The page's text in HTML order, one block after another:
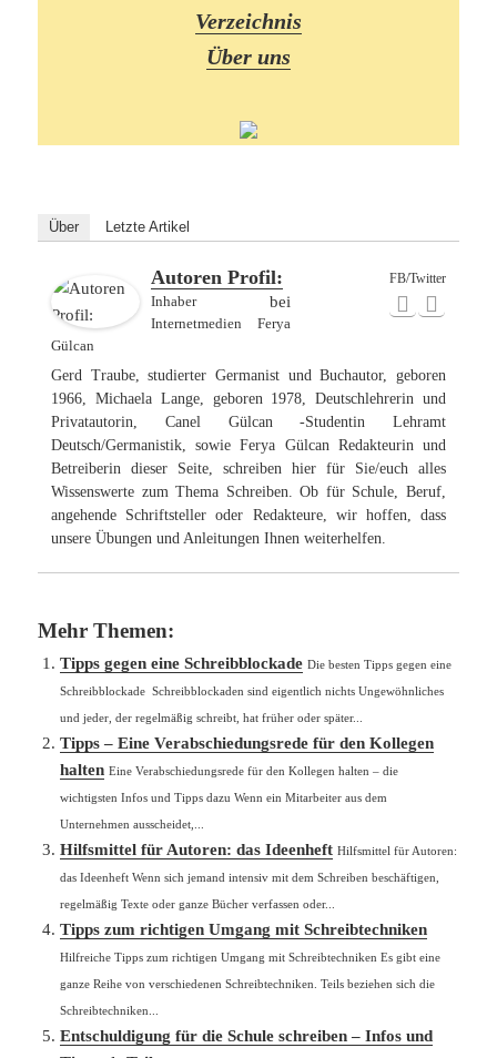
Verzeichnis
Über uns
Über Letzte Artikel
FB/Twitter
Autoren Profil:
Inhaberbei
Internetmedien Ferya
Gülcan
Gerd Traube, studierter Germanist und Buchautor, geboren
1966, Michaela Lange, geboren 1978, Deutschlehrerin und
Privatautorin, Canel Gülcan -Studentin Lehramt
Deutsch/Germanistik, sowie Ferya Gülcan Redakteurin und
Betreiberin dieser Seite, schreiben hier für Sie/euch alles
Wissenswerte zum Thema Schreiben. Ob für Schule, Beruf,
angehende Schriftsteller oder Redakteure, wir hoffen, dass
unsere Übungen und Anleitungen Ihnen weiterhelfen.
Mehr Themen:
Tipps gegen eine Schreibblockade Die besten Tipps gegen eine
Schreibblockade Schreibblockaden sind eigentlich nichts Ungewöhnliches
und jeder, der regelmäßig schreibt, hat früher oder später...
Tipps – Eine Verabschiedungsrede für den Kollegen
halten Eine Verabschiedungsrede für den Kollegen halten – die
wichtigsten Infos und Tipps dazu Wenn ein Mitarbeiter aus dem
Unternehmen ausscheidet,...
Hilfsmittel für Autoren: das Ideenheft Hilfsmittel für Autoren:
das Ideenheft Wenn sich jemand intensiv mit dem Schreiben beschäftigen,
regelmäßig Texte oder ganze Bücher verfassen oder...
Tipps zum richtigen Umgang mit Schreibtechniken
Hilfreiche Tipps zum richtigen Umgang mit Schreibtechniken Es gibt eine
ganze Reihe von verschiedenen Schreibtechniken. Teils beziehen sich die
Schreibtechniken...
Entschuldigung für die Schule schreiben – Infos und